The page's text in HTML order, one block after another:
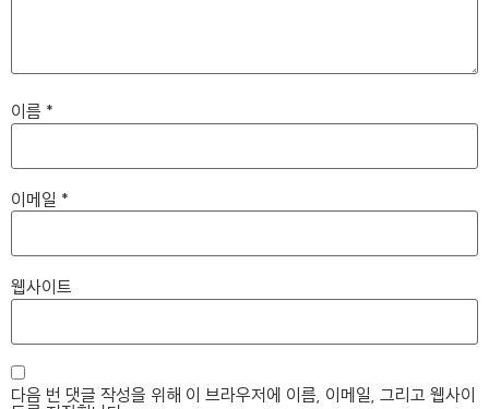
이름 *
이메일 *
웹사이트
다음 번 댓글 작성을 위해 이 브라우저에 이름, 이메일, 그리고 웹사이